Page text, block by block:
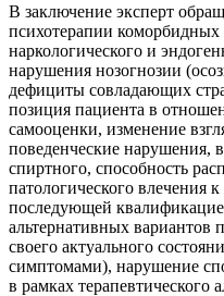
В заключение эксперт
психотерапии коморбидных
наркологического и
нарушения нозогнозии
дефициты совладающих
позиция пациента в
самооценки, изменение
поведенческие нарушения,
спиртного, способность
патологического влечения
последующей
альтернативных вариантов
своего актуального
симптомами), нарушение
в рамках терапевтического